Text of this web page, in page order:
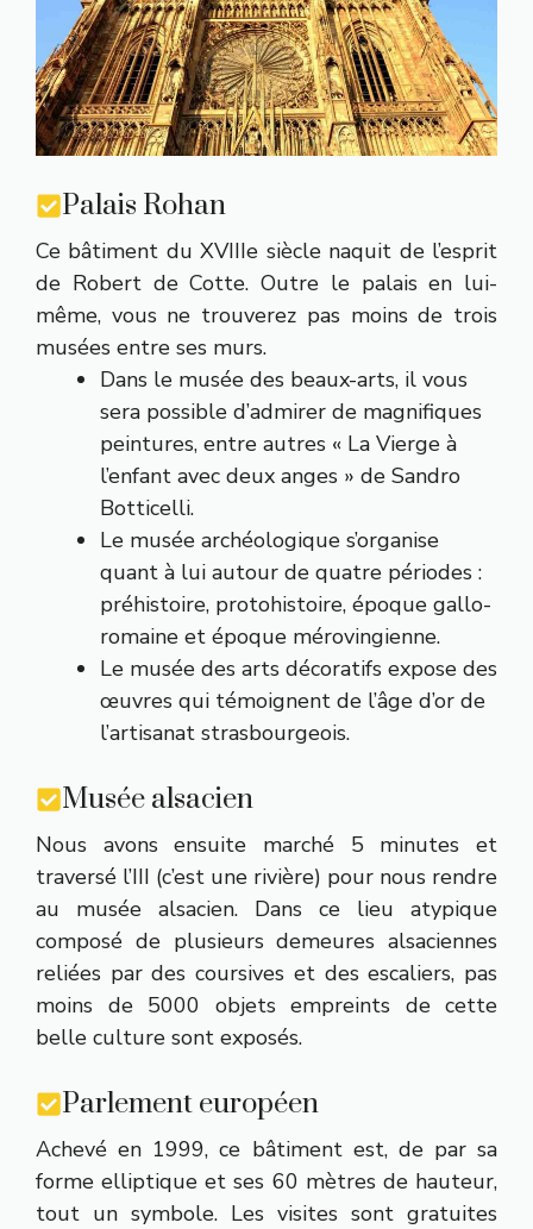
Palais Rohan
Ce bâtiment du XVIIIe siècle naquit de l’esprit
de Robert de Cotte. Outre le palais en lui-
même, vous ne trouverez pas moins de trois
musées entre ses murs.
Dans le musée des beaux-arts, il vous
sera possible d’admirer de magnifiques
peintures, entre autres « La Vierge à
l’enfant avec deux anges » de Sandro
Botticelli.
Le musée archéologique s’organise
quant à lui autour de quatre périodes :
préhistoire, protohistoire, époque gallo-
romaine et époque mérovingienne.
Le musée des arts décoratifs expose des
œuvres qui témoignent de l’âge d’or de
l’artisanat strasbourgeois.
Musée alsacien
Nous avons ensuite marché 5 minutes et
traversé l’III (c’est une rivière) pour nous rendre
au musée alsacien. Dans ce lieu atypique
composé de plusieurs demeures alsaciennes
reliées par des coursives et des escaliers, pas
moins de 5000 objets empreints de cette
belle culture sont exposés.
Parlement européen
Achevé en 1999, ce bâtiment est, de par sa
forme elliptique et ses 60 mètres de hauteur,
tout un symbole. Les visites sont gratuites